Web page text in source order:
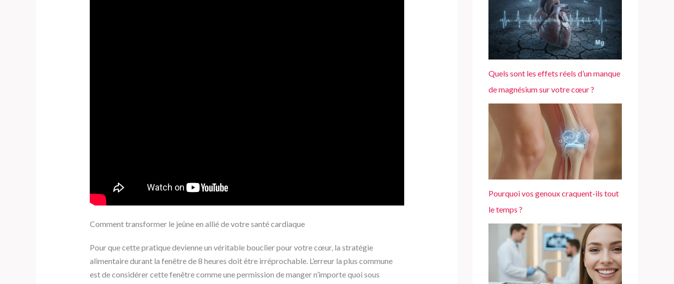
Comment transformer le jeûne en allié de votre santé cardiaque
Pour que cette pratique devienne un véritable bouclier pour votre cœur, la stratégie
alimentaire durant la fenêtre de 8 heures doit être irréprochable. L’erreur la plus commune
est de considérer cette fenêtre comme une permission de manger n’importe quoi sous
Quels sont les effets réels d’un manque
de magnésium sur votre cœur ?
Pourquoi vos genoux craquent-ils tout
le temps ?